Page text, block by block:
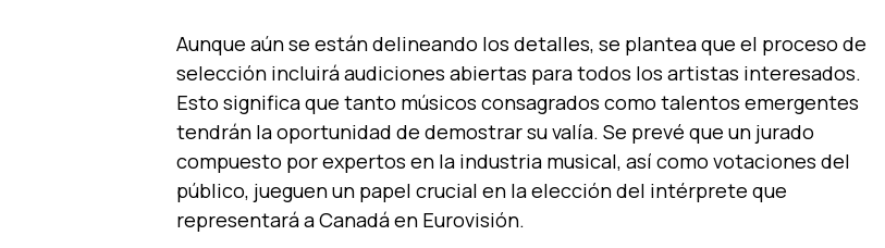
Aunque aún se están delineando los detalles, se plantea que el proceso de
selección incluirá audiciones abiertas para todos los artistas interesados.
Esto significa que tanto músicos consagrados como talentos emergentes
tendrán la oportunidad de demostrar su valía. Se prevé que un jurado
compuesto por expertos en la industria musical, así como votaciones del
público, jueguen un papel crucial en la elección del intérprete que
representará a Canadá en Eurovisión.